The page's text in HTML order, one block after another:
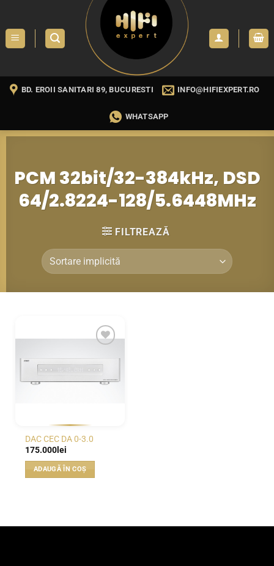
content
BD. EROII SANITARI 89, BUCURESTI INFO@HIFIEXPERT.RO
WHATSAPP
PCM 32bit/32-384kHz, DSD
64/2.8224-128/5.6448MHz
FILTREAZĂ
DAC CEC DA 0-3.0
175.000 lei
ADAUGĂ ÎN COȘ